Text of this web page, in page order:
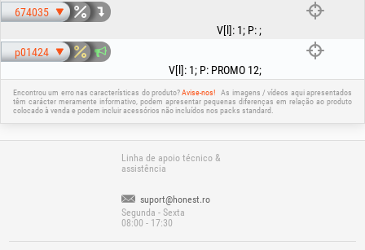
674035
V[l]: 1; P:;
p01424
V[l]: 1; P: PROMO 12;
Encontrou um erro nas características do produto?Avise-nos!
As imagens / vídeos aqui apresentados
têm carácter meramente informativo, podem apresentar pequenas diferenças em relação ao produto
colocado à venda e podem incluir acessórios não incluídos nos packs standard.
Linha de apoio técnico &
assistência
suport@honest.ro
Segunda - Sexta
08:00 - 17:30